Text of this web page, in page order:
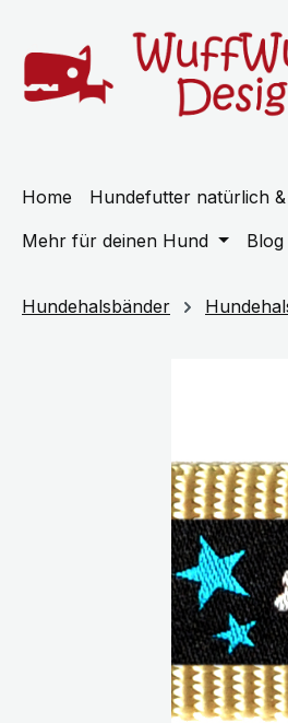
Home Hundefutter natürlich
Mehr für deinen Hund
Blog
Hundehalsbänder